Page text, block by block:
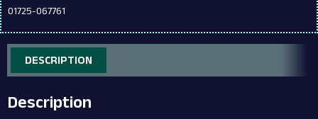
01725-067761
DESCRIPTION
Description